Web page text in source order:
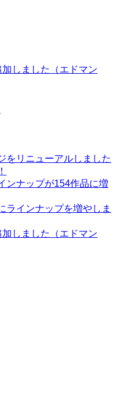
しました（エドマン
をリニューアルしました
ンナップが154作品に増
ラインナップを増やしま
しました（エドマン